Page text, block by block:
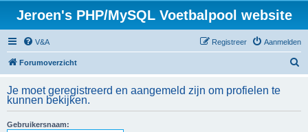
Jeroen's PHP/MySQL Voetbalpool website
V&A Aanmelden
Registreer
Forumoverzicht
k
Je moet geregistreerd en aangemeld zijn om profielen te
kunnen bekijken.
Gebruikersnaam: